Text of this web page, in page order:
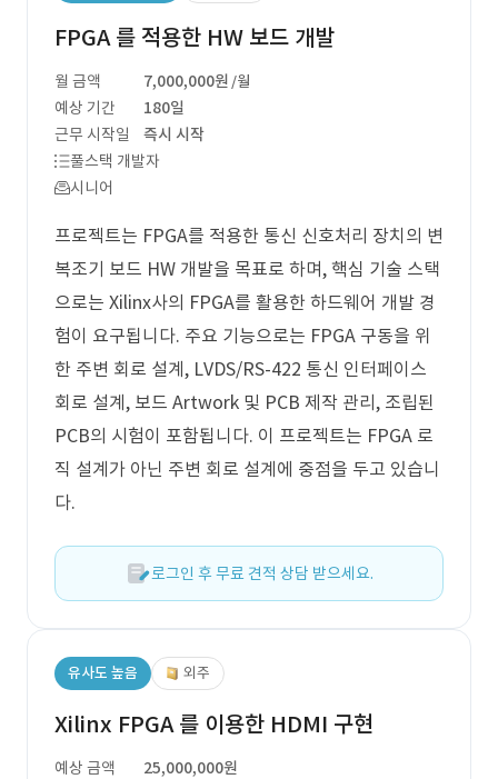
FPGA 를 적용한 HW 보드 개발
월 금액 7,000,000원 /월
예상 기간
180일
근무 시작일
즉시 시작
풀스택 개발자
시니어
프로젝트는 FPGA를 적용한 통신 신호처리 장치의 변
복조기 보드 HW 개발을 목표로 하며, 핵심 기술 스택
으로는 Xilinx사의 FPGA를 활용한 하드웨어 개발 경
험이 요구됩니다. 주요 기능으로는 FPGA 구동을 위
한 주변 회로 설계, LVDS/RS-422 통신 인터페이스
회로 설계, 보드 Artwork 및 PCB 제작 관리, 조립된
PCB의 시험이 포함됩니다. 이 프로젝트는 FPGA 로
직 설계가 아닌 주변 회로 설계에 중점을 두고 있습니
다.
로그인 후 무료 견적 상담 받으세요.
유사도 높음 외주
Xilinx FPGA 를 이용한 HDMI 구현
예상 금액
25,000,000원